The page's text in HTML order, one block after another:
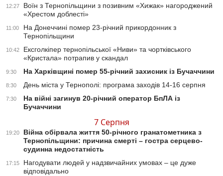
12:27
Воїн з Тернопільщини з позивним «Хижак» нагороджений
«Хрестом доблесті»
11:00
На Донеччині помер 23-річний прикордонник з
Тернопільщини
10:42
Ексголкіпер тернопільської «Ниви» та чортківського
«Кристала» потрапив у скандал
9:30 На Харківщині помер 55-річний захисник із Бучаччини
8:30 День міста у Тернополі: програма заходів 14-16 серпня
7:30
На війні загинув 20-річний оператор БпЛА із
Бучаччини
7 Серпня
19:20
Війна обірвала життя 50-річного гранатометника з
Тернопільщини: причина смерті – гостра серцево-
судинна недостатність
17:15
Нагодувати людей у надзвичайних умовах – це дуже
відповідально